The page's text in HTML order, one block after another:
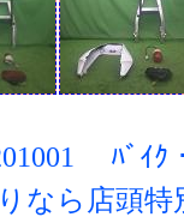
ﾊﾞｲｸ
なら店頭特